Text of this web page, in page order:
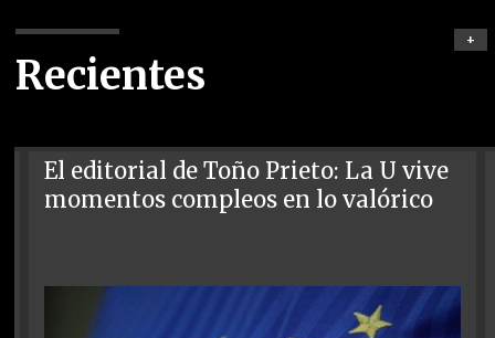
Recientes
+
El editorial de Toño Prieto: La U vive
momentos compleos en lo valórico